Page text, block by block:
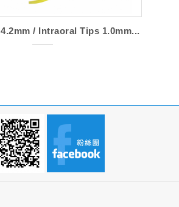
/ Intraoral Tips 1.0mm...